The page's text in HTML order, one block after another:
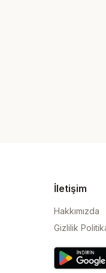
İletişim
Hakkımızda
Gizlilik